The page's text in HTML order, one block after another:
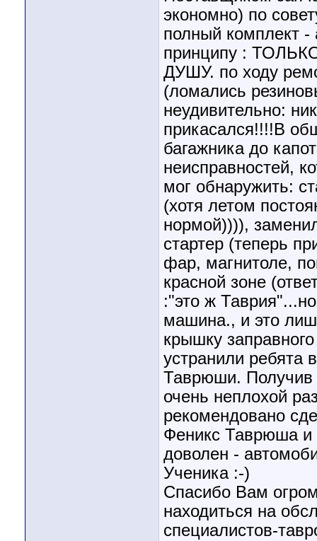
экономно) по
полный комплект -
принципу :
ДУШУ. по ходу
(ломались
неудивительно:
прикасался!!!!В
багажника до
неисправностей,
мог обнаружить:
(хотя летом
нормой)))),
стартер (теперь
фар, магнитоле,
красной зоне
:"это ж
машина., и это
крышку
устранили ребята
Таврюши. Получив
очень неплохой
рекомендовано
Феникс Таврюша и
доволен -
Ученика :-)
Спасибо Вам
находиться на
специалистов-